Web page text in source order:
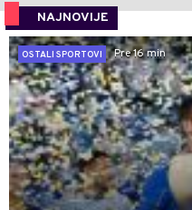
NAJNOVIJE
OSTALI SPORTOVI
Pre 16 min